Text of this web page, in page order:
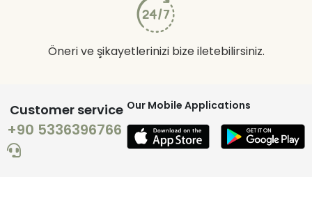
Öneri ve şikayetlerinizi bize iletebilirsiniz.
Customer service
+90 5336396766
Our Mobile Applications